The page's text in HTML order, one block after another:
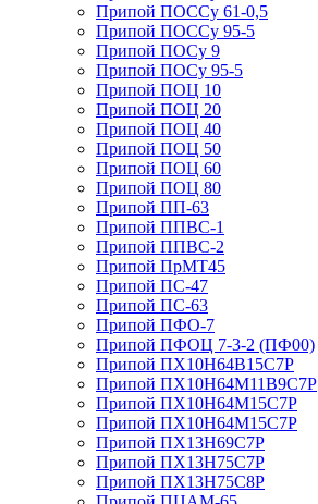
Припой ПОССу 61-0,5
Припой ПОССу 95-5
Припой ПОСу 9
Припой ПОСу 95-5
Припой ПОЦ 10
Припой ПОЦ 20
Припой ПОЦ 40
Припой ПОЦ 50
Припой ПОЦ 60
Припой ПОЦ 80
Припой ПП-63
Припой ППВС-1
Припой ППВС-2
Припой ПрМТ45
Припой ПС-47
Припой ПС-63
Припой ПФО-7
Припой ПФОЦ 7-3-2 (ПФ00)
Припой ПХ10Н64В15С7Р
Припой ПХ10Н64М11В9С7Р
Припой ПХ10Н64М15С7Р
Припой ПХ10Н64М15С7Р
Припой ПХ13Н69С7Р
Припой ПХ13Н75С7Р
Припой ПХ13Н75С8Р